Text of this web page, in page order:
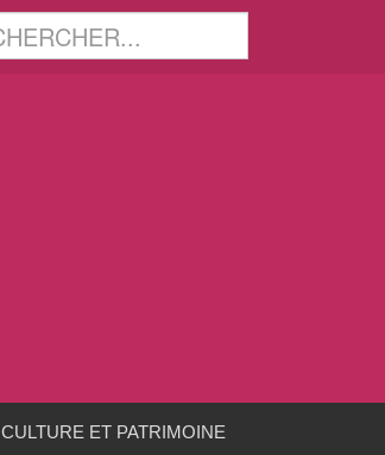
CULTURE ET PATRIMOINE